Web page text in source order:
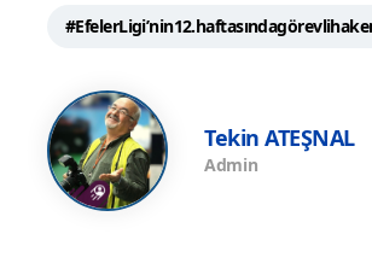
Tekin ATEŞNAL
Admin